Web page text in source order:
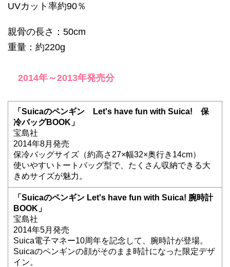
UVカット率約90％
親骨の長さ：50cm
重量：約220g
2014年～2013年発売分
「Suicaのペンギン Let's have fun with Suica! 保
冷バッグBOOK」
宝島社
2014年8月発売
保冷バッグサイズ（約高さ27×幅32×奥行き14cm）
使いやすいトートバッグ型で、たくさん収納できる大
きめサイズが魅力。
「Suicaのペンギン Let's have fun with Suica! 腕時計
BOOK」
宝島社
2014年5月発売
Suica電子マネー10周年を記念して、腕時計が登場。
Suicaのペンギンの顔がそのまま時計になった限定デザ
イン。